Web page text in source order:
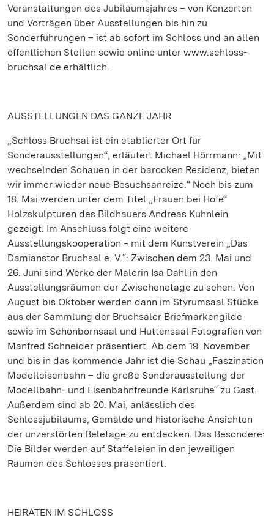
Veranstaltungen des Jubiläumsjahres – von Konzerten
und Vorträgen über Ausstellungen bis hin zu
Sonderführungen – ist ab sofort im Schloss und an allen
öffentlichen Stellen sowie online unter www.schloss-
bruchsal.de erhältlich.
AUSSTELLUNGEN DAS GANZE JAHR
„Schloss Bruchsal ist ein etablierter Ort für
Sonderausstellungen“, erläutert Michael Hörrmann: „Mit
wechselnden Schauen in der barocken Residenz, bieten
wir immer wieder neue Besuchsanreize.“ Noch bis zum
18. Mai werden unter dem Titel „Frauen bei Hofe“
Holzskulpturen des Bildhauers Andreas Kuhnlein
gezeigt. Im Anschluss folgt eine weitere
Ausstellungskooperation ‒ mit dem Kunstverein „Das
Damianstor Bruchsal e. V.“: Zwischen dem 23. Mai und
26. Juni sind Werke der Malerin Isa Dahl in den
Ausstellungsräumen der Zwischenetage zu sehen. Von
August bis Oktober werden dann im Styrumsaal Stücke
aus der Sammlung der Bruchsaler Briefmarkengilde
sowie im Schönbornsaal und Huttensaal Fotografien von
Manfred Schneider präsentiert. Ab dem 19. November
und bis in das kommende Jahr ist die Schau „Faszination
Modelleisenbahn – die große Sonderausstellung der
Modellbahn- und Eisenbahnfreunde Karlsruhe“ zu Gast.
Außerdem sind ab 20. Mai, anlässlich des
Schlossjubiläums, Gemälde und historische Ansichten
der unzerstörten Beletage zu entdecken. Das Besondere:
Die Bilder werden auf Staffeleien in den jeweiligen
Räumen des Schlosses präsentiert.
HEIRATEN IM SCHLOSS